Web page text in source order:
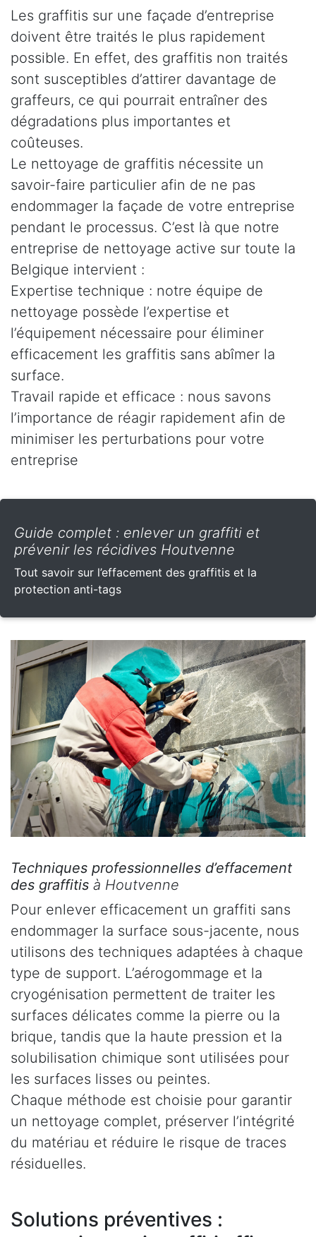
Les graffitis sur une façade d’entreprise
doivent être traités le plus rapidement
possible. En effet, des graffitis non traités
sont susceptibles d’attirer davantage de
graffeurs, ce qui pourrait entraîner des
dégradations plus importantes et
coûteuses.
Le nettoyage de graffitis nécessite un
savoir-faire particulier afin de ne pas
endommager la façade de votre entreprise
pendant le processus. C’est là que notre
entreprise de nettoyage active sur toute la
Belgique intervient :
Expertise technique : notre équipe de
nettoyage possède l’expertise et
l’équipement nécessaire pour éliminer
efficacement les graffitis sans abîmer la
surface.
Travail rapide et efficace : nous savons
l’importance de réagir rapidement afin de
minimiser les perturbations pour votre
entreprise
Guide complet : enlever un graffiti et
prévenir les récidives Houtvenne
Tout savoir sur l’effacement des graffitis et la
protection anti-tags
Techniques professionnelles d’effacement
des graffitis à Houtvenne
Pour enlever efficacement un graffiti sans
endommager la surface sous-jacente, nous
utilisons des techniques adaptées à chaque
type de support. L’aérogommage et la
cryogénisation permettent de traiter les
surfaces délicates comme la pierre ou la
brique, tandis que la haute pression et la
solubilisation chimique sont utilisées pour
les surfaces lisses ou peintes.
Chaque méthode est choisie pour garantir
un nettoyage complet, préserver l’intégrité
du matériau et réduire le risque de traces
résiduelles.
Solutions préventives :